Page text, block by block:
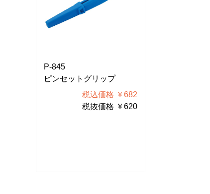
P-845
ピンセットグリップ
税込価格 ￥682
税抜価格 ￥620